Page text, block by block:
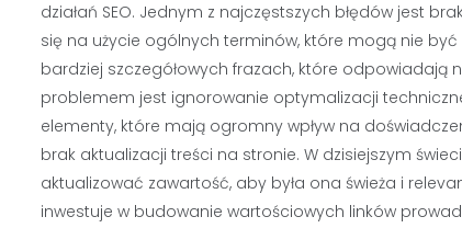
działań SEO. Jednym z najczęstszych błędów jest
się na użycie ogólnych terminów, które mogą nie
bardziej szczegółowych frazach, które odpowiadają
problemem jest ignorowanie optymalizacji
elementy, które mają ogromny wpływ na
brak aktualizacji treści na stronie. W dzisiejszym
aktualizować zawartość, aby była ona świeża i
inwestuje w budowanie wartościowych linków